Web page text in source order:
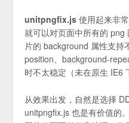
unitpngfix.js 使用起来非
就可以对页面中所有的 png
片的 background 属性支持
position、background-
时不太稳定（未在原生 IE6
从效果出发，自然是选择
unitpngfix.js 也是有价值的